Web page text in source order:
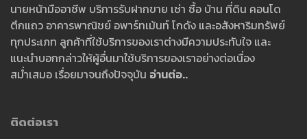
นายหน้ามืออาชีพ บริการรับฝากขาย เช่า ซื้อ บ้าน ที่ดิน คอนโด
ตึกแถว อาคารพาณิชย์ อพาร์ทเม้นท์ โกดัง และอสังหาริมทรัพย์
ทุกประเภท ลูกค้าที่ใช้บริการของเราต่างมีความประทับใจ และ
แนะนำบอกกล่าวให้ผู้อื่นมาใช้บริการของเราอย่างต่อเนื่อง
สม่ำเสมอ เรื่อยมาจนถึงปัจจุบัน อ่านต่อ..
ติดต่อเรา